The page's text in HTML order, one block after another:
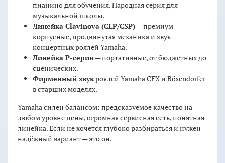
пианино для обучения. Народная серия для
музыкальной школы.
Линейка Clavinova (CLP/CSP)— премиум-
корпусные, продвинутая механика и звук
концертных роялей Yamaha.
Линейка P-серии— портативные, от бюджетных до
сценических.
Фирменный звукроялей Yamaha CFX и Bösendorfer
в старших моделях.
Yamaha силён балансом: предсказуемое качество на
любом уровне цены, огромная сервисная сеть, понятная
линейка. Если не хочется глубоко разбираться и нужен
надёжный вариант — это он.